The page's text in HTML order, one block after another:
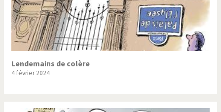
Lendemains de colère
4 février 2024